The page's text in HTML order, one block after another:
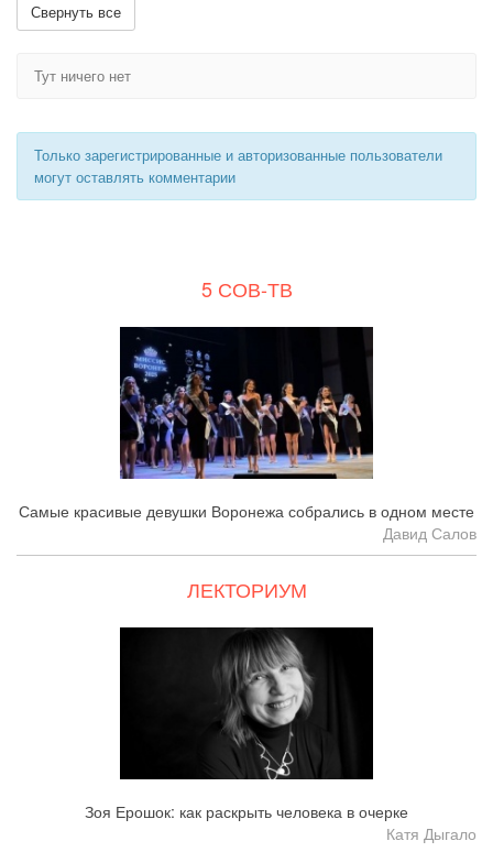
Свернуть все
Тут ничего нет
Только зарегистрированные и авторизованные пользователи
могут оставлять комментарии
5 СОВ-ТВ
Самые красивые девушки Воронежа собрались в одном месте
Давид Салов
ЛЕКТОРИУМ
Зоя Ерошок: как раскрыть человека в очерке
Катя Дыгало